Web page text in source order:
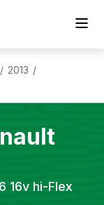
/ 2013 /
16v hi-Flex